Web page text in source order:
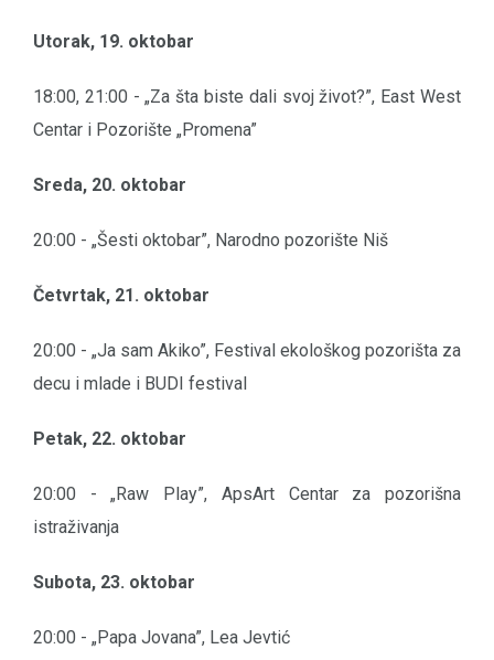
Utorak, 19. oktobar
18:00, 21:00 - „Za šta biste dali svoj život?”, East West
Centar i Pozorište „Promena”
Sreda, 20. oktobar
20:00 - „Šesti oktobar”, Narodno pozorište Niš
Četvrtak, 21. oktobar
20:00 - „Ja sam Akiko”, Festival ekološkog pozorišta za
decu i mlade i BUDI festival
Petak, 22. oktobar
20:00 - „Raw Play”, ApsArt Centar za pozorišna
istraživanja
Subota, 23. oktobar
20:00 - „Papa Jovana”, Lea Jevtić